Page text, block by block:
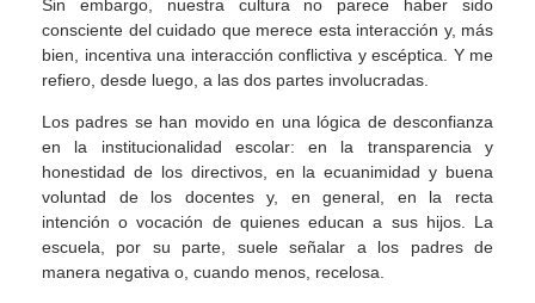
Sin embargo, nuestra cultura no parece haber sido
consciente del cuidado que merece esta interacción y, más
bien, incentiva una interacción conflictiva y escéptica. Y me
refiero, desde luego, a las dos partes involucradas.
Los padres se han movido en una lógica de desconfianza
en la institucionalidad escolar: en la transparencia y
honestidad de los directivos, en la ecuanimidad y buena
voluntad de los docentes y, en general, en la recta
intención o vocación de quienes educan a sus hijos. La
escuela, por su parte, suele señalar a los padres de
manera negativa o, cuando menos, recelosa.